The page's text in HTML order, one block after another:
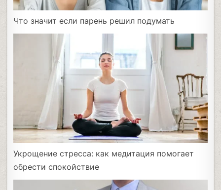
Что значит если парень решил подумать
Укрощение стресса: как медитация помогает
обрести спокойствие